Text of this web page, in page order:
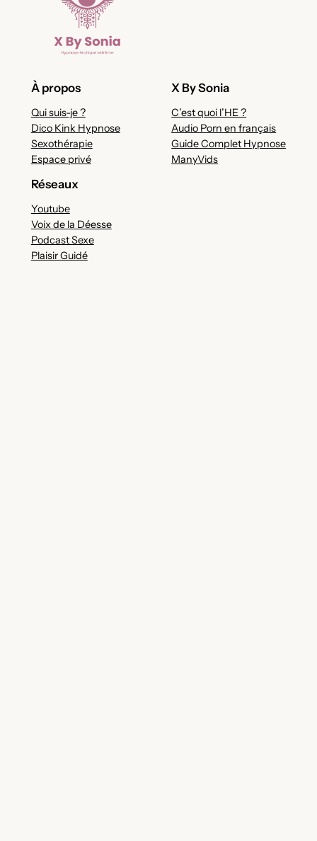
À propos
Qui suis-je ?
Dico Kink Hypnose
Sexothérapie
Espace privé
X By Sonia
C’est quoi l’HE ?
Audio Porn en français
Guide Complet Hypnose
ManyVids
Réseaux
Youtube
Voix de la Déesse
Podcast Sexe
Plaisir Guidé